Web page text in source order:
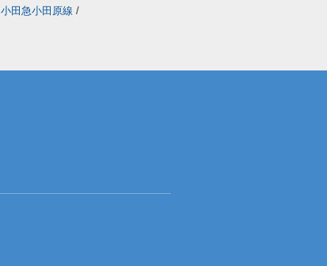
小田急小田原線 /